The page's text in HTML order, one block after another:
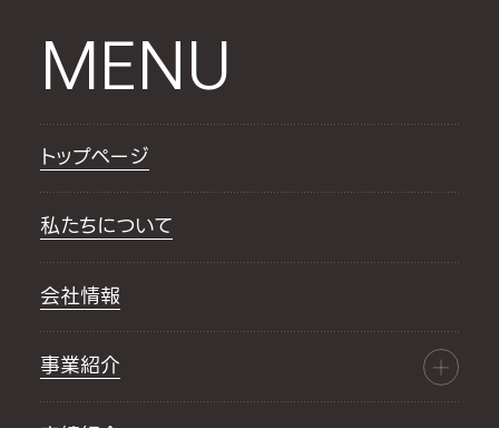
MENU
トップページ
私たちについて
会社情報
事業紹介